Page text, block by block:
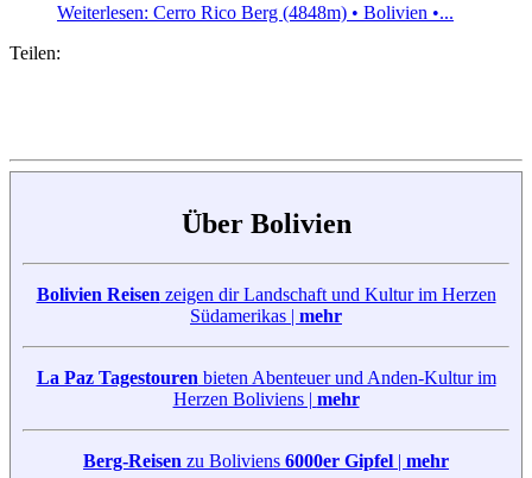
Weiterlesen: Cerro Rico Berg (4848m) • Bolivien •...
Teilen:
Über Bolivien
Bolivien Reisenzeigen dir Landschaft und Kultur im Herzen
Südamerikas | mehr
La Paz Tagestourenbieten Abenteuer und Anden-Kultur im
Herzen Boliviens | mehr
Berg-Reisen zu Boliviens 6000er Gipfel | mehr